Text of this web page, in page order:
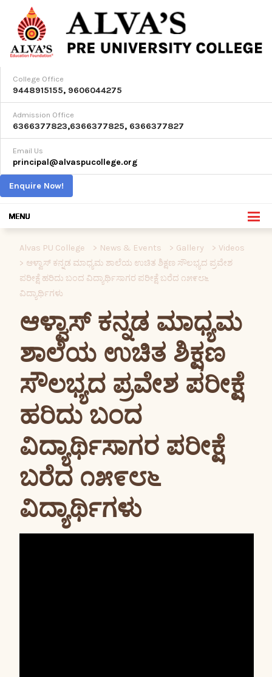
College Office
9448915155, 9606044275
Admission Office
6366377823,6366377825, 6366377827
Email Us
principal@alvaspucollege.org
Enquire Now!
Alvas PU College > News & Events > Gallery > Videos
> ಆಳ್ವಾಸ್ ಕನ್ನಡ ಮಾಧ್ಯಮ ಶಾಲೆಯ ಉಚಿತ ಶಿಕ್ಷಣ ಸೌಲಭ್ಯದ ಪ್ರವೇಶ
ಪರೀಕ್ಷೆ ಹರಿದು ಬಂದ ವಿದ್ಯಾರ್ಥಿಸಾಗರ ಪರೀಕ್ಷೆ ಬರೆದ ೧೫೯೮೬
ವಿದ್ಯಾರ್ಥಿಗಳು
ಆಳ್ವಾಸ್ ಕನ್ನಡ ಮಾಧ್ಯಮ
ಶಾಲೆಯ ಉಚಿತ ಶಿಕ್ಷಣ
ಸೌಲಭ್ಯದ ಪ್ರವೇಶ ಪರೀಕ್ಷೆ
ಹರಿದು ಬಂದ
ವಿದ್ಯಾರ್ಥಿಸಾಗರ ಪರೀಕ್ಷೆ
ಬರೆದ ೧೫೯೮೬
ವಿದ್ಯಾರ್ಥಿಗಳು